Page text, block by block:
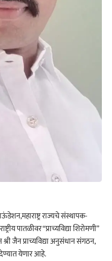
राज्यचे संस्थापक-
पातळीवर “प्राच्यविद्या शिरोमणी”
जैन प्राच्यविद्या अनुसंधान संगठन,
येणार आहे.